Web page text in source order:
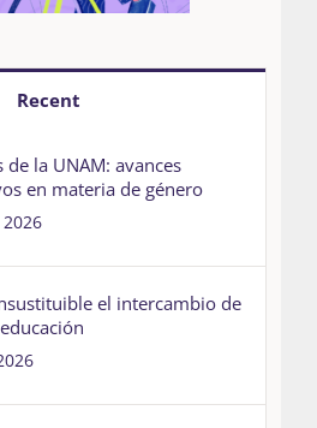
Recent
de la UNAM: avances
en materia de género
el intercambio de